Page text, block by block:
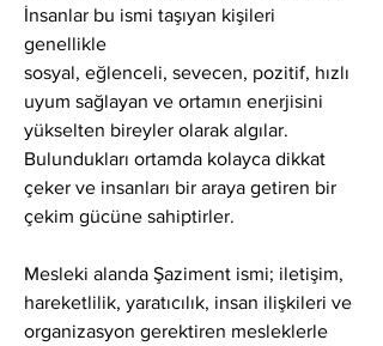
İnsanlar bu ismi taşıyan kişileri
genellikle
sosyal, eğlenceli, sevecen, pozitif, hızlı
uyum sağlayan ve ortamın enerjisini
yükselten bireyler olarak algılar.
Bulundukları ortamda kolayca dikkat
çeker ve insanları bir araya getiren bir
çekim gücüne sahiptirler.
Mesleki alanda Şaziment ismi; iletişim,
hareketlilik, yaratıcılık, insan ilişkileri ve
organizasyon gerektiren mesleklerle